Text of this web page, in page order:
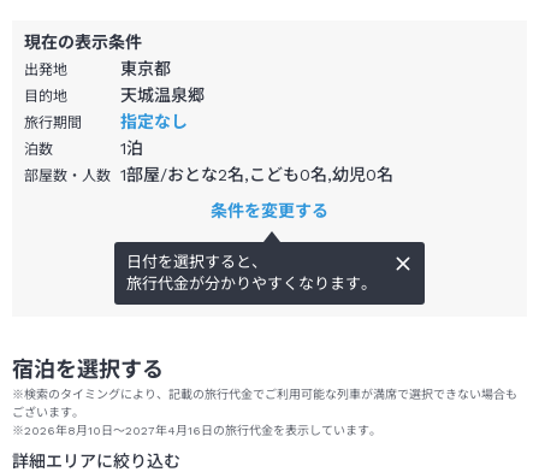
現在の表示条件
出発地 東京都
目的地 天城温泉郷
旅行期間 指定なし
泊数 1泊
部屋数・人数 1部屋/おとな2名,こども0名,幼児0名
条件を変更する
日付を選択すると、
旅行代金が分かりやすくなります。
宿泊を選択する
※検索のタイミングにより、記載の旅行代金でご利用可能な列車が満席で選択できない場合も
ございます。
※2026年8月10日～2027年4月16日の旅行代金を表示しています。
詳細エリアに絞り込む